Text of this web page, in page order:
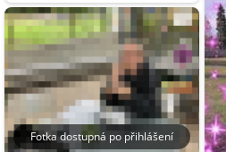
Fotka dostupná po přihlášení